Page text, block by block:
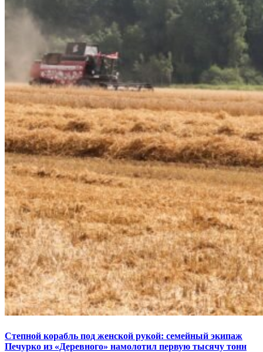
Степной корабль под женской рукой: семейный экипаж
Печурко из «Деревного» намолотил первую тысячу тонн